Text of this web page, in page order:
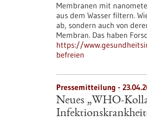
Membranen mit
aus dem Wasser filtern.
ab, sondern auch von
Membran. Das haben
https://
befreien
Pressemitteilung -
Neues „WHO-